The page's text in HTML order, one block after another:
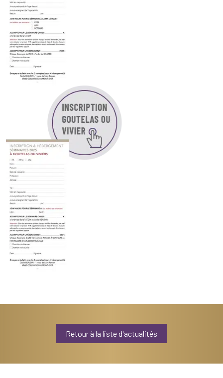
Retour à la liste d'actualités